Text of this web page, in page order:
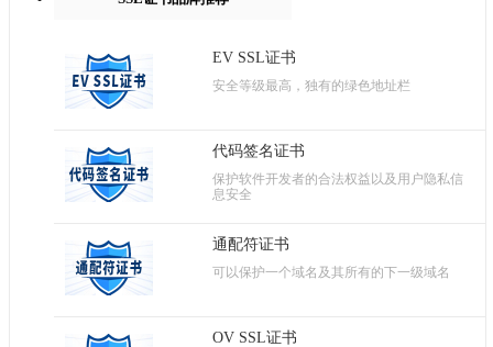
EV SSL证书
安全等级最高，独有的绿色地址栏
代码签名证书
保护软件开发者的合法权益以及用户隐私信
息安全
通配符证书
可以保护一个域名及其所有的下一级域名
OV SSL证书